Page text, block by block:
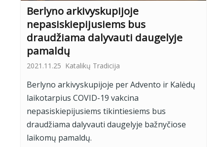
Berlyno arkivyskupijoje
nepasiskiepijusiems bus
draudžiama dalyvauti daugelyje
pamaldų
2021.11.25 Katalikų Tradicija
Berlyno arkivyskupijoje per Advento ir Kalėdų
laikotarpius COVID-19 vakcina
nepasiskiepijusiems tikintiesiems bus
draudžiama dalyvauti daugelyje bažnyčiose
laikomų pamaldų.